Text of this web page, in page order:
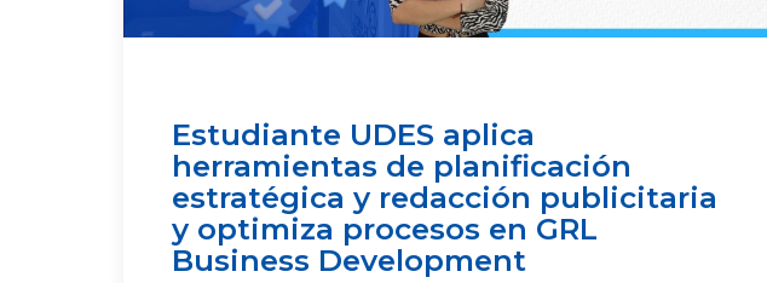
Estudiante UDES aplica
herramientas de planificación
estratégica y redacción publicitaria
y optimiza procesos en GRL
Business Development